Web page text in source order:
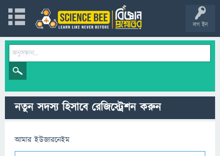
লগ ইন
নতুন সদস্য হিসাবে রেজিস্ট্রেশন করুন
আমার ইউজারনেইম